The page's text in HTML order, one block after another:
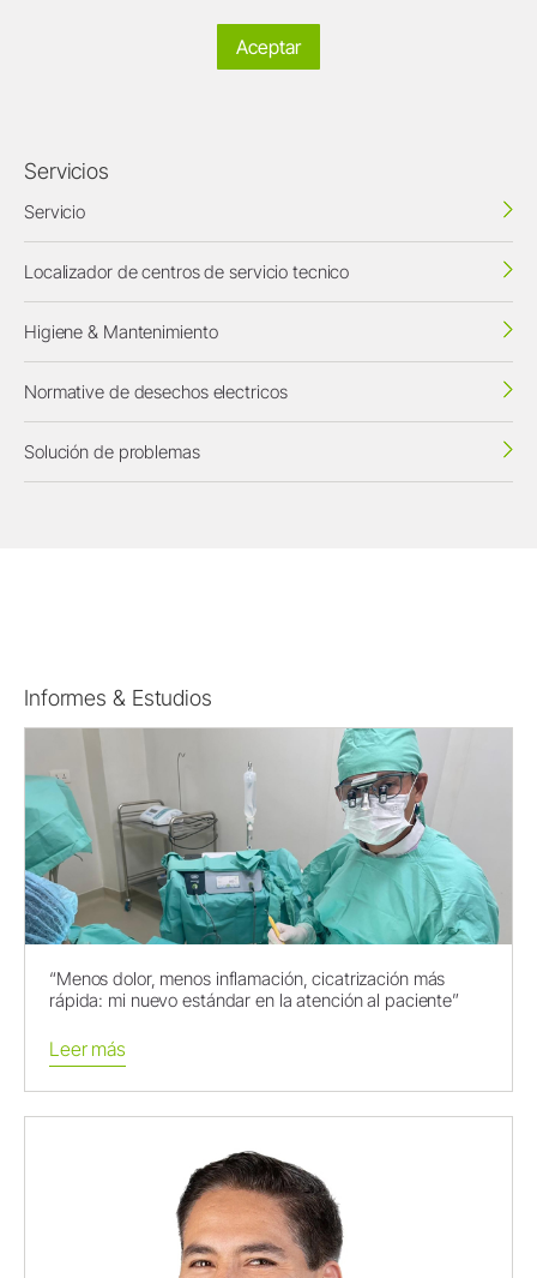
Aceptar
Servicios
Servicio
Localizador de centros de servicio tecnico
Higiene & Mantenimiento
Normative de desechos electricos
Solución de problemas
Informes & Estudios
“Menos dolor, menos inflamación, cicatrización más
rápida: mi nuevo estándar en la atención al paciente”
Leer más